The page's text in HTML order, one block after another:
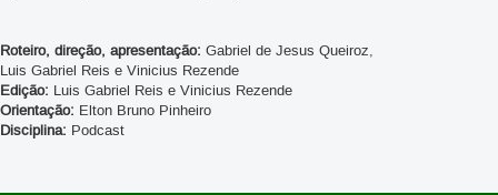
Roteiro, direção, apresentação: Gabriel de Jesus Queiroz,
Luis Gabriel Reis e Vinicius Rezende
Edição: Luis Gabriel Reis e Vinicius Rezende
Orientação: Elton Bruno Pinheiro
Disciplina: Podcast